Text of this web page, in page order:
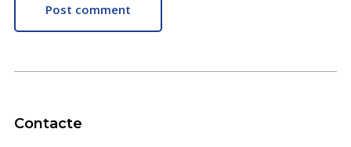
Post comment
Contacte